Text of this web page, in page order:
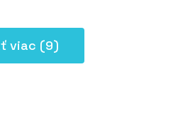
viac (9)